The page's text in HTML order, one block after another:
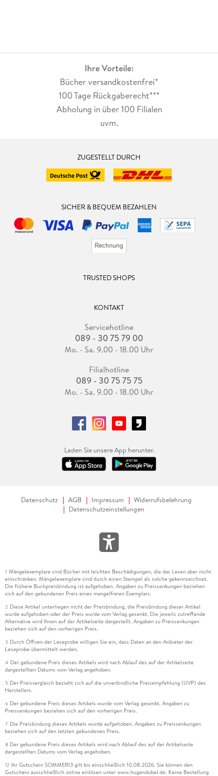
Ihre Vorteile:
Bücher versandkostenfrei*
100 Tage Rückgaberecht***
Abholung in über 100 Filialen
uvm.
ZUGESTELLT DURCH
SICHER & BEQUEM BEZAHLEN
TRUSTED SHOPS
KONTAKT
Servicehotline
089 - 30 75 79 00
Mo. - Sa. 9.00 - 18.00 Uhr
Filialhotline
089 - 30 75 75 75
Mo. - Sa. 9.00 - 18.00 Uhr
Laden Sie unsere App herunter.
Datenschutz AGB Impressum
Widerrufsbelehrung
Datenschutzeinstellungen
1 Mängelexemplare sind Bücher mit leichten Beschädigungen, die das Lesen aber nicht
einschränken. Mängelexemplare sind durch einen Stempel als solche gekennzeichnet.
Die frühere Buchpreisbindung ist aufgehoben. Angaben zu Preissenkungen beziehen
sich auf den gebundenen Preis eines mangelfreien Exemplars.
2 Diese Artikel unterliegen nicht der Preisbindung, die Preisbindung dieser Artikel
wurde aufgehoben oder der Preis wurde vom Verlag gesenkt. Die jeweils zutreffende
Alternative wird Ihnen auf der Artikelseite dargestellt. Angaben zu Preissenkungen
beziehen sich auf den vorherigen Preis.
3 Durch Öffnen der Leseprobe willigen Sie ein, dass Daten an den Anbieter der
Leseprobe übermittelt werden.
4 Der gebundene Preis dieses Artikels wird nach Ablauf des auf der Artikelseite
dargestellten Datums vom Verlag angehoben.
5 Der Preisvergleich bezieht sich auf die unverbindliche Preisempfehlung (UVP) des
Herstellers.
6 Der gebundene Preis dieses Artikels wurde vom Verlag gesenkt. Angaben zu
Preissenkungen beziehen sich auf den vorherigen Preis.
7 Die Preisbindung dieses Artikels wurde aufgehoben. Angaben zu Preissenkungen
beziehen sich auf den letzten gebundenen Preis.
8 Der gebundene Preis dieses Artikels wird nach Ablauf des auf der Artikelseite
dargestellten Datums vom Verlag angehoben.
12 Ihr Gutschein SOMMER13 gilt bis einschließlich 10.08.2026. Sie können den
Gutschein ausschließlich online einlösen unter www.hugendubel.de. Keine Bestellung